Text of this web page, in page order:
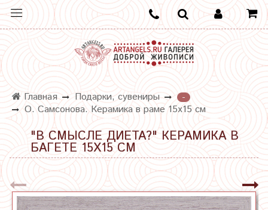
Главная Подарки, сувениры
-
О. Самсонова. Керамика в раме 15х15 см
"В СМЫСЛЕ ДИЕТА?" КЕРАМИКА В
БАГЕТЕ 15Х15 СМ